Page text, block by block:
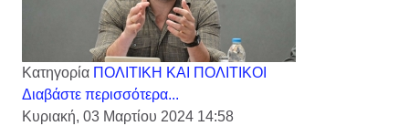
Κατηγορία ΠΟΛΙΤΙΚΗ ΚΑΙ ΠΟΛΙΤΙΚΟΙ
Διαβάστε περισσότερα...
Κυριακή, 03 Μαρτίου 2024 14:58